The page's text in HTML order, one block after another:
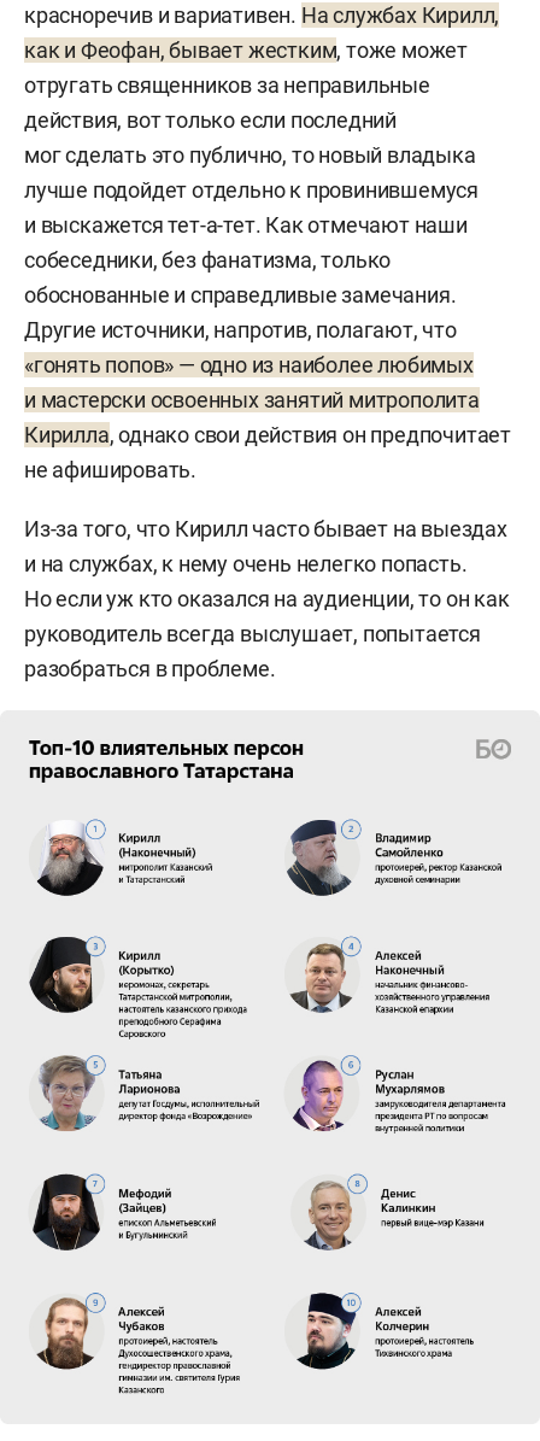
красноречив и вариативен. На службах Кирилл,
как и Феофан, бывает жестким, тоже может
отругать священников за неправильные
действия, вот только если последний
мог сделать это публично, то новый владыка
лучше подойдет отдельно к провинившемуся
и выскажется тет-а-тет. Как отмечают наши
собеседники, без фанатизма, только
обоснованные и справедливые замечания.
Другие источники, напротив, полагают, что
«гонять попов» — одно из наиболее любимых
и мастерски освоенных занятий митрополита
Кирилла, однако свои действия он предпочитает
не афишировать.
Из-за того, что Кирилл часто бывает на выездах
и на службах, к нему очень нелегко попасть.
Но если уж кто оказался на аудиенции, то он как
руководитель всегда выслушает, попытается
разобраться в проблеме.